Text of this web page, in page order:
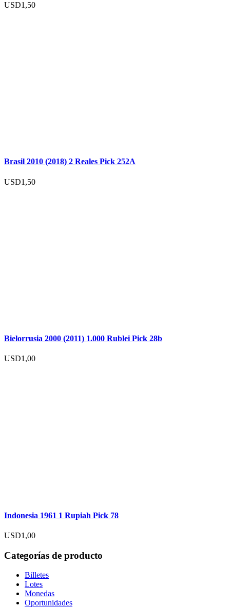
USD1,50
Brasil 2010 (2018) 2 Reales Pick 252A
USD1,50
Bielorrusia 2000 (2011) 1.000 Rublei Pick 28b
USD1,00
Indonesia 1961 1 Rupiah Pick 78
USD1,00
Categorías de producto
Billetes
Lotes
Monedas
Oportunidades